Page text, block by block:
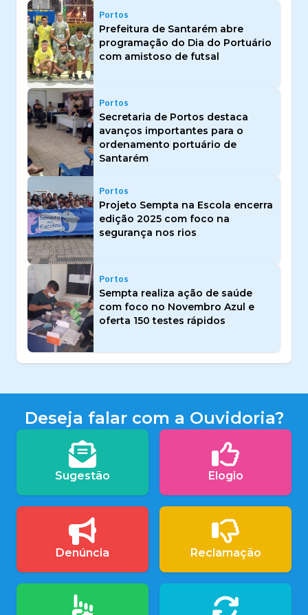
Portos
Prefeitura de Santarém abre
programação do Dia do Portuário
com amistoso de futsal
Portos
Secretaria de Portos destaca
avanços importantes para o
ordenamento portuário de
Santarém
Portos
Projeto Sempta na Escola encerra
edição 2025 com foco na
segurança nos rios
Portos
Sempta realiza ação de saúde
com foco no Novembro Azul e
oferta 150 testes rápidos
Deseja falar com a Ouvidoria?
Sugestão Elogio
Denúncia Reclamação